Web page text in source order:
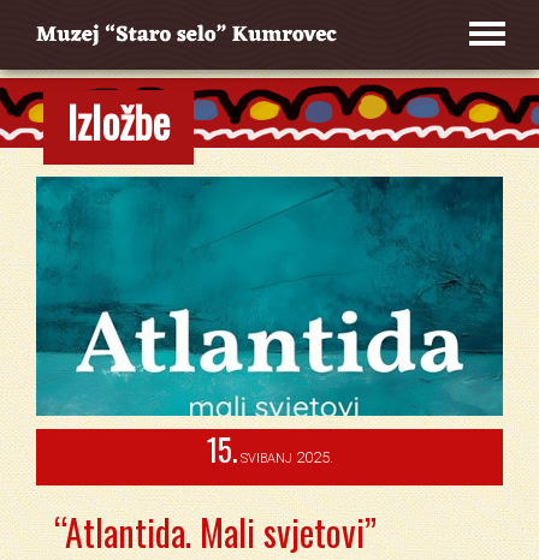
Izložbe
15. SVIBANJ 2025.
“Atlantida. Mali svjetovi”